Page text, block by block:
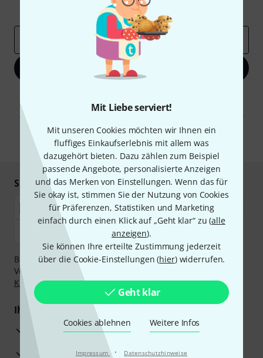
Mit Liebe serviert!
Mit unseren Cookies möchten wir Ihnen ein
fluffiges Einkaufserlebnis mit allem was
dazugehört bieten. Dazu zählen zum Beispiel
passende Angebote, personalisierte Anzeigen
und das Merken von Einstellungen. Wenn das für
Sie okay ist, stimmen Sie der Nutzung von Cookies
für Präferenzen, Statistiken und Marketing
einfach durch einen Klick auf „Geht klar“ zu (alle
anzeigen).
Sie können Ihre erteilte Zustimmung jederzeit
über die Cookie-Einstellungen (hier) widerrufen.
Geht klar
Cookies ablehnen Weitere Infos
Impressum · Datenschutzhinweise
Inspirierende Beiträge
Deals
Jetzt anmelden
Werbung und einer Messung des E-Mail-Nutzungsverhaltens zu. Die
Abmeldung ist jederzeit möglich. Weitere Informationen finden Sie in
* Pflichtfeld
Sicher einkaufen & bezahlen
Bezahlen Sie vertraulich und sicher per Nachnahme,
Vorkasse, PayPal, Amazon Pay,
Klarna Ratenzahlungoder Kreditkarte.
Ihre Vorteile
3 Jahre Thomann Garantie
30 Tage Money-Back-Garantie